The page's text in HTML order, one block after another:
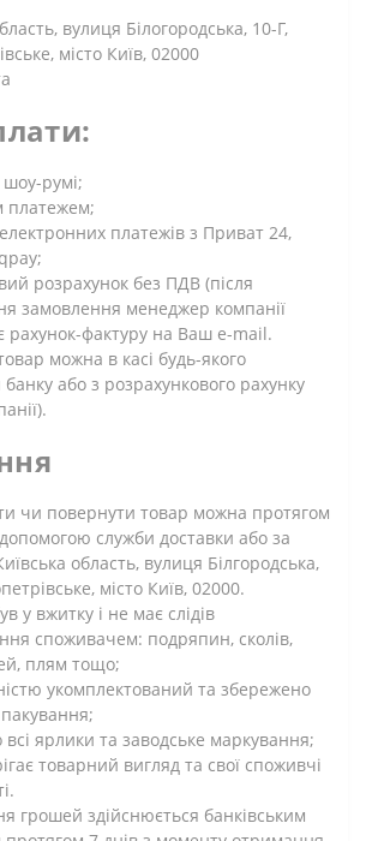
вулиця Білогородська, 10-Г,
місто Київ, 02000
шоу-румі;
платежем;
платежів з Приват 24,
розрахунок без ПДВ (після
замовлення менеджер компанії
рахунок-фактуру на Ваш e-mail.
можна в касі будь-якого
банку або з розрахункового рахунку
чи повернути товар можна протягом
служби доставки або за
область, вулиця Білгородська,
місто Київ, 02000.
у вжитку і не має слідів
споживачем: подряпин, сколів,
плям тощо;
укомплектований та збережено
ярлики та заводське маркування;
товарний вигляд та свої споживчі
грошей здійснюється банківським